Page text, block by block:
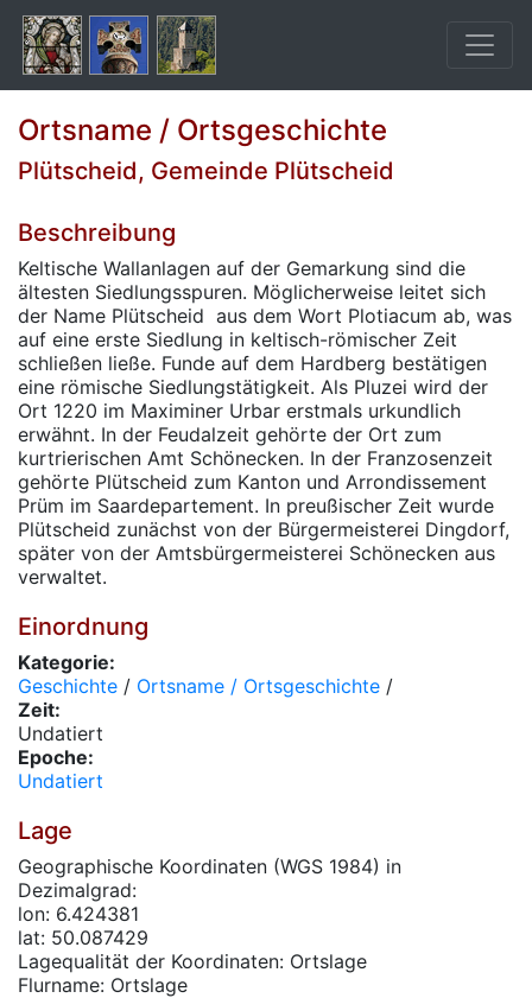
Ortsname / Ortsgeschichte
Plütscheid, Gemeinde Plütscheid
Beschreibung
Keltische Wallanlagen auf der Gemarkung sind die
ältesten Siedlungsspuren. Möglicherweise leitet sich
der Name Plütscheid aus dem Wort Plotiacum ab, was
auf eine erste Siedlung in keltisch-römischer Zeit
schließen ließe. Funde auf dem Hardberg bestätigen
eine römische Siedlungstätigkeit. Als Pluzei wird der
Ort 1220 im Maximiner Urbar erstmals urkundlich
erwähnt. In der Feudalzeit gehörte der Ort zum
kurtrierischen Amt Schönecken. In der Franzosenzeit
gehörte Plütscheid zum Kanton und Arrondissement
Prüm im Saardepartement. In preußischer Zeit wurde
Plütscheid zunächst von der Bürgermeisterei Dingdorf,
später von der Amtsbürgermeisterei Schönecken aus
verwaltet.
Einordnung
Kategorie:
Geschichte / Ortsname / Ortsgeschichte /
Zeit:
Undatiert
Epoche:
Undatiert
Lage
Geographische Koordinaten (WGS 1984) in
Dezimalgrad:
lon: 6.424381
lat: 50.087429
Lagequalität der Koordinaten: Ortslage
Flurname: Ortslage